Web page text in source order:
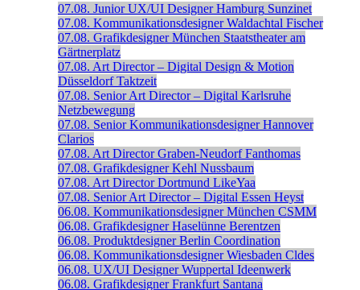
07.08. Junior UX/UI Designer Hamburg Sunzinet
07.08. Kommunikationsdesigner Waldachtal Fischer
07.08. Grafikdesigner München Staatstheater am
Gärtnerplatz
07.08. Art Director – Digital Design & Motion
Düsseldorf Taktzeit
07.08. Senior Art Director – Digital Karlsruhe
Netzbewegung
07.08. Senior Kommunikationsdesigner Hannover
Clarios
07.08. Art Director Graben-Neudorf Fanthomas
07.08. Grafikdesigner Kehl Nussbaum
07.08. Art Director Dortmund LikeYaa
07.08. Senior Art Director – Digital Essen Heyst
06.08. Kommunikationsdesigner München CSMM
06.08. Grafikdesigner Haselünne Berentzen
06.08. Produktdesigner Berlin Coordination
06.08. Kommunikationsdesigner Wiesbaden Cldes
06.08. UX/UI Designer Wuppertal Ideenwerk
06.08. Grafikdesigner Frankfurt Santana